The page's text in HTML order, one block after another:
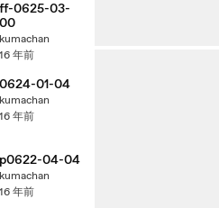
ff-0625-03-
00
kumachan
16 年前
0624-01-04
kumachan
16 年前
p0622-04-04
kumachan
16 年前